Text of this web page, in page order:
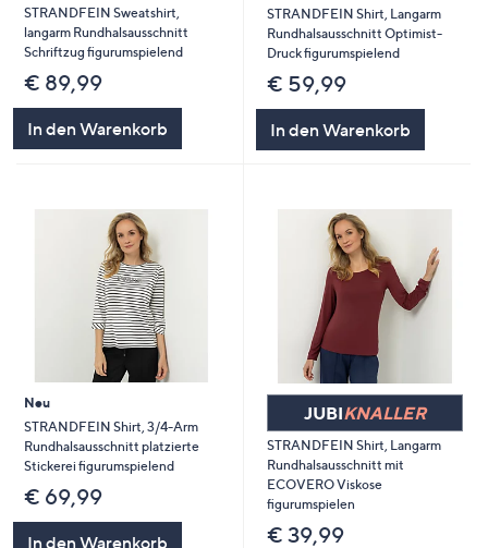
STRANDFEIN Sweatshirt,
langarm Rundhalsausschnitt
Schriftzug figurumspielend
€ 89,99
In den Warenkorb
STRANDFEIN Shirt, Langarm
Rundhalsausschnitt Optimist-
Druck figurumspielend
€ 59,99
In den Warenkorb
Neu
STRANDFEIN Shirt, 3/4-Arm
Rundhalsausschnitt platzierte
Stickerei figurumspielend
€ 69,99
In den Warenkorb
JUBIKNALLER
STRANDFEIN Shirt, Langarm
Rundhalsausschnitt mit
ECOVERO Viskose
figurumspielen
€ 39,99